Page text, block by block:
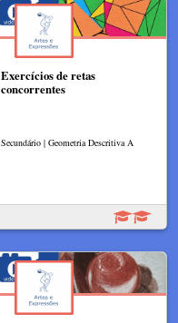
Exercícios de retas
concorrentes
Secundário | Geometria Descritiva A